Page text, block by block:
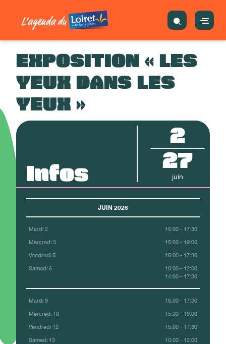
EXPOSITION « LES
YEUX DANS LES
YEUX »
Infos
2
27
juin
JUIN 2026
Mardi 2 15:00 - 17:30
Mercredi 3 15:00 - 19:00
Vendredi 5 15:00 - 17:30
Samedi 6
10:00 - 12:00
14:00 - 17:30
Mardi 9 15:00 - 17:30
Mercredi 10 15:00 - 19:00
Vendredi 12 15:00 - 17:30
Samedi 13
10:00 - 12:00